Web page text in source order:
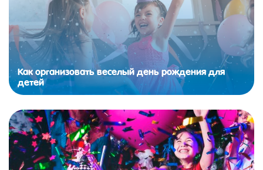
Как организовать веселый день рождения для
детей